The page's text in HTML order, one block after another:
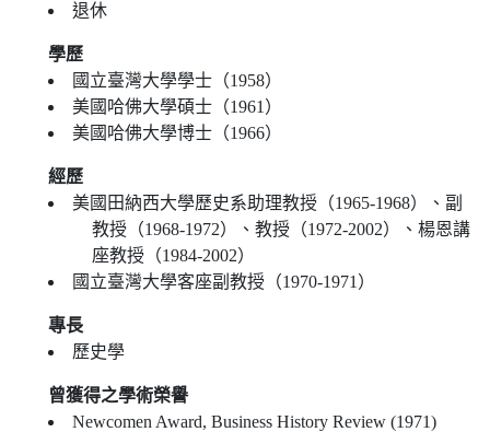
退休
學歷
國立臺灣大學學士（1958）
美國哈佛大學碩士（1961）
美國哈佛大學博士（1966）
經歷
美國田納西大學歷史系助理教授（1965-1968）、副
教授（1968-1972）、教授（1972-2002）、楊恩講
座教授（1984-2002）
國立臺灣大學客座副教授（1970-1971）
專長
歷史學
曾獲得之學術榮譽
Newcomen Award, Business History Review (1971)